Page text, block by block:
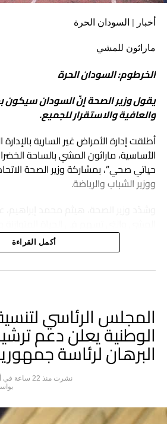
أخبار | السودان الحرة
ماراثون للمشي
الخرطوم: السودان الحرة
يقول وزير الصحة إنّ السودان سيكون
والعافية والاستقرار للجميع.
أطلقت إدارة الأمراض غير السارية
الأساسية، ماراثون المشي بالساحة
حياتي صحي”، بمشاركة وزير الصحة
ووزير الشباب والرياضة.
الضغط و السكري و الأوعية الدموية و
الفعالية تؤكّد عودة الحياة إلى طبيعتها.
أكمل القراءة
المجلس الرئاسي
الوطنية يعلن دعم
البرهان لرئاسة
نشرت منذ 22 ساعة في